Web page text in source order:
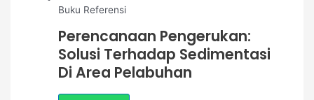
Buku Referensi
Perencanaan Pengerukan:
Solusi Terhadap Sedimentasi
Di Area Pelabuhan